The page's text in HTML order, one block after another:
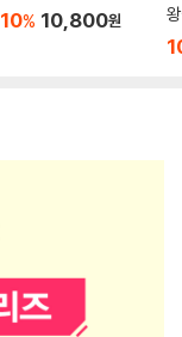
10% 10,800원